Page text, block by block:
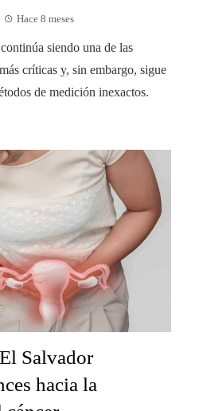
Hace 8 meses
siendo una de las
críticas y, sin embargo, sigue
de medición inexactos.
Salvador
hacia la